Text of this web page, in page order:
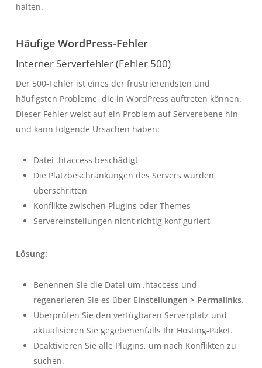
halten.
Häufige WordPress-Fehler
Interner Serverfehler (Fehler 500)
Der 500-Fehler ist eines der frustrierendsten und
häufigsten Probleme, die in WordPress auftreten können.
Dieser Fehler weist auf ein Problem auf Serverebene hin
und kann folgende Ursachen haben:
Datei .htaccess beschädigt
Die Platzbeschränkungen des Servers wurden
überschritten
Konflikte zwischen Plugins oder Themes
Servereinstellungen nicht richtig konfiguriert
Lösung:
Benennen Sie die Datei um .htaccess und
regenerieren Sie es über Einstellungen > Permalinks.
Überprüfen Sie den verfügbaren Serverplatz und
aktualisieren Sie gegebenenfalls Ihr Hosting-Paket.
Deaktivieren Sie alle Plugins, um nach Konflikten zu
suchen.